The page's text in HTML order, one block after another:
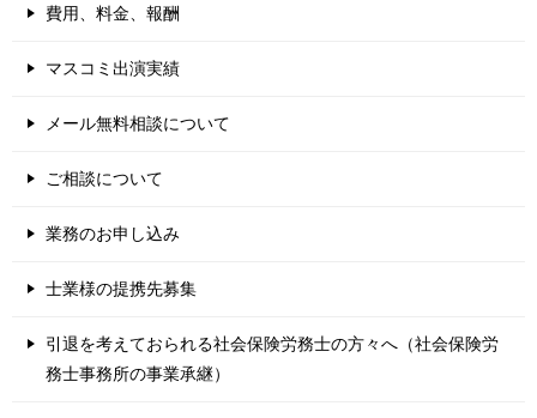
費用、料金、報酬
マスコミ出演実績
メール無料相談について
ご相談について
業務のお申し込み
士業様の提携先募集
引退を考えておられる社会保険労務士の方々へ（社会保険労
務士事務所の事業承継）